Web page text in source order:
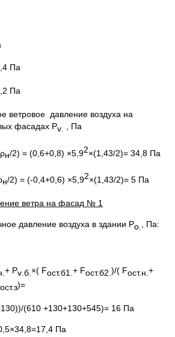
Па
Па
ветровое давление воздуха на
фасадах Pv , Па
н/2) = (0,6+0,8) ×5,92×(1,43/2)= 34,8 Па
н/2) = (-0,4+0,6) ×5,92×(1,43/2)= 5 Па
ветра на фасад № 1
давление воздуха в здании Pо. , Па:
+ Pv .б. ×( Fост.б1. + Fост.б2. )/( Fост.н. +
ост.з)=
(610 +130+130+545)= 16 Па
Па